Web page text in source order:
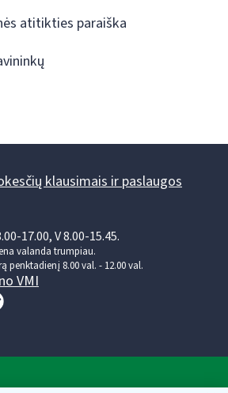
atitikties paraiška
klausimais ir paslaugos
17.00, V 8.00-15.45.
valanda trumpiau.
penktadienį 8.00 val. - 12.00 val.
VMI